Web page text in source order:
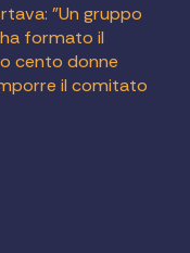
"Un gruppo
formato il
cento donne
il comitato